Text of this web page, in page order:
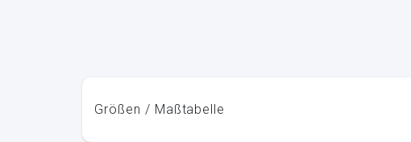
Größen / Maßtabelle